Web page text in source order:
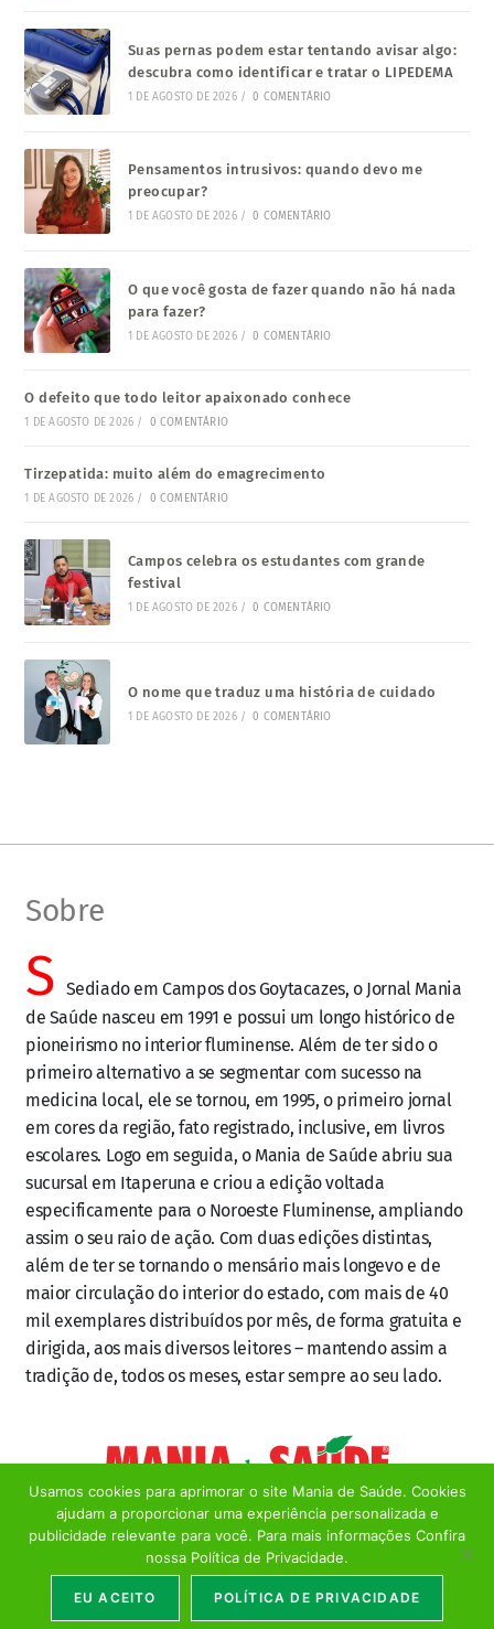
Suas pernas podem estar tentando avisar algo:
descubra como identificar e tratar o LIPEDEMA
1 DE AGOSTO DE 2026 / 0 COMENTÁRIO
Pensamentos intrusivos: quando devo me
preocupar?
1 DE AGOSTO DE 2026 / 0 COMENTÁRIO
O que você gosta de fazer quando não há nada
para fazer?
1 DE AGOSTO DE 2026 / 0 COMENTÁRIO
O defeito que todo leitor apaixonado conhece
1 DE AGOSTO DE 2026 / 0 COMENTÁRIO
Tirzepatida: muito além do emagrecimento
1 DE AGOSTO DE 2026 / 0 COMENTÁRIO
Campos celebra os estudantes com grande
festival
1 DE AGOSTO DE 2026 / 0 COMENTÁRIO
O nome que traduz uma história de cuidado
1 DE AGOSTO DE 2026 / 0 COMENTÁRIO
Sobre
S Sediado em Campos dos Goytacazes, o Jornal Mania
de Saúde nasceu em 1991 e possui um longo histórico de
pioneirismo no interior fluminense. Além de ter sido o
primeiro alternativo a se segmentar com sucesso na
medicina local, ele se tornou, em 1995, o primeiro jornal
em cores da região, fato registrado, inclusive, em livros
escolares. Logo em seguida, o Mania de Saúde abriu sua
sucursal em Itaperuna e criou a edição voltada
especificamente para o Noroeste Fluminense, ampliando
assim o seu raio de ação. Com duas edições distintas,
além de ter se tornando o mensário mais longevo e de
maior circulação do interior do estado, com mais de 40
mil exemplares distribuídos por mês, de forma gratuita e
dirigida, aos mais diversos leitores – mantendo assim a
tradição de, todos os meses, estar sempre ao seu lado.
(22) 99981-7784
Usamos cookies para aprimorar o site Mania de Saúde. Cookies
ajudam a proporcionar uma experiência personalizada e
publicidade relevante para você. Para mais informações Confira
nossa Política de Privacidade.
EU ACEITO POLÍTICA DE PRIVACIDADE